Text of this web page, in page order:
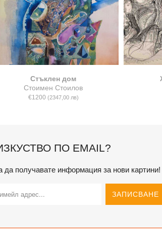
Стъклен дом
Стоимен Стоилов
€1200 (2347,00 лв)
ПО EMAIL?
да получавате информация за нови картини!